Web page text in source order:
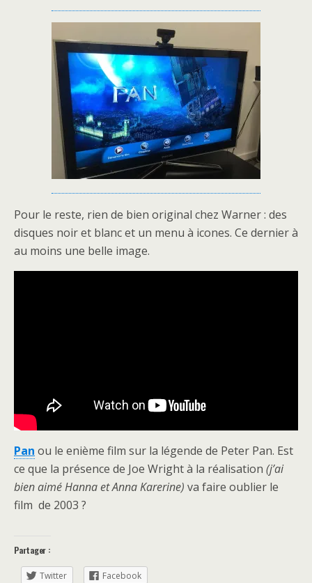
Pour le reste, rien de bien original chez Warner : des
disques noir et blanc et un menu à icones. Ce dernier à
au moins une belle image.
Pan ou le enième film sur la légende de Peter Pan. Est
ce que la présence de Joe Wright à la réalisation (j’ai
bien aimé Hanna et Anna Karerine) va faire oublier le
film de 2003 ?
Partager :
Twitter Facebook